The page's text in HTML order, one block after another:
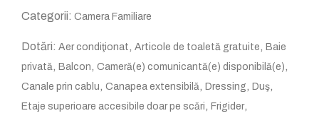
Categorii: Camera Familiare
Dotări: Aer condiţionat , Articole de toaletă gratuite , Baie
privată , Balcon , Cameră(e) comunicantă(e) disponibilă(e) ,
Canale prin cablu , Canapea extensibilă , Dressing , Duş,
Etaje superioare accesibile doar pe scări , Frigider,